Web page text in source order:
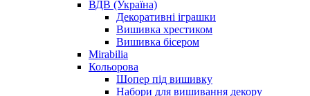
ВДВ (Україна)
Декоративні іграшки
Вишивка хрестиком
Вишивка бісером
Mirabilia
Кольорова
Шопер під вишивку
Набори для вишивання декору